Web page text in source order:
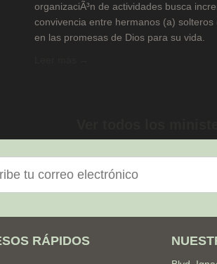
organizaciÃ³n de actividades busca
convivencia entre hermanos (a) solteros
en las promesas de Dios para su vida.
RÁPIDOS